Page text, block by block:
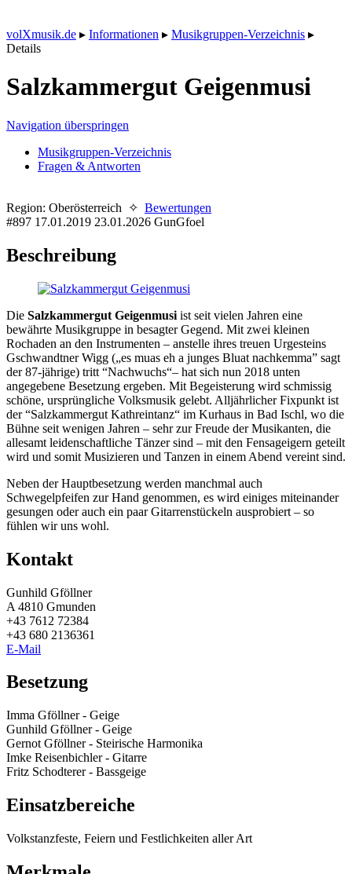
volXmusik.de ▸ Informationen ▸ Musikgruppen-Verzeichnis ▸
Details
Salzkammergut Geigenmusi
Navigation überspringen
Musikgruppen-Verzeichnis
Fragen & Antworten
Region: Oberösterreich ✧ Bewertungen
#897 17.01.2019 23.01.2026 GunGfoel
Beschreibung
Die Salzkammergut Geigenmusi ist seit vielen Jahren eine
bewährte Musikgruppe in besagter Gegend. Mit zwei kleinen
Rochaden an den Instrumenten – anstelle ihres treuen Urgesteins
Gschwandtner Wigg („es muas eh a junges Bluat nachkemma” sagt
der 87-jährige) tritt “Nachwuchs“– hat sich nun 2018 unten
angegebene Besetzung ergeben. Mit Begeisterung wird schmissig
schöne, ursprüngliche Volksmusik gelebt. Alljährlicher Fixpunkt ist
der “Salzkammergut Kathreintanz“ im Kurhaus in Bad Ischl, wo die
Bühne seit wenigen Jahren – sehr zur Freude der Musikanten, die
allesamt leidenschaftliche Tänzer sind – mit den Fensageigern geteilt
wird und somit Musizieren und Tanzen in einem Abend vereint sind.
Neben der Hauptbesetzung werden manchmal auch
Schwegelpfeifen zur Hand genommen, es wird einiges miteinander
gesungen oder auch ein paar Gitarrenstückeln ausprobiert – so
fühlen wir uns wohl.
Kontakt
Gunhild Gföllner
A 4810 Gmunden
+43 7612 72384
+43 680 2136361
E-Mail
Besetzung
Imma Gföllner - Geige
Gunhild Gföllner - Geige
Gernot Gföllner - Steirische Harmonika
Imke Reisenbichler - Gitarre
Fritz Schodterer - Bassgeige
Einsatzbereiche
Volkstanzfeste, Feiern und Festlichkeiten aller Art